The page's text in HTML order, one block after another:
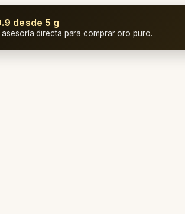
desde 5 g
directa para comprar oro puro.